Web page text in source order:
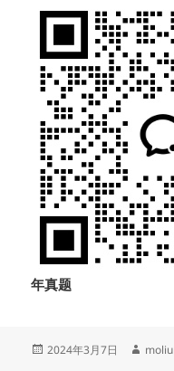
年真题
发
2024年3月7日
作
moliu